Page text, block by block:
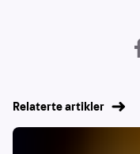
Relaterte artikler